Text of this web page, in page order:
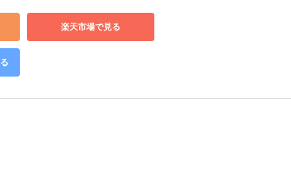
楽天市場で見る